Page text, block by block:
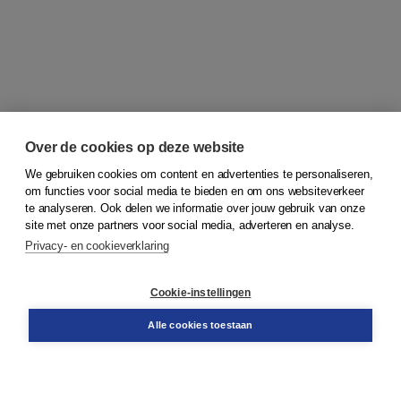
© 2026Koninklijke Boom uitgevers
Bestellen
Over de cookies op deze website
We gebruiken cookies om content en advertenties te personaliseren,
om functies voor social media te bieden en om ons websiteverkeer
te analyseren. Ook delen we informatie over jouw gebruik van onze
site met onze partners voor social media, adverteren en analyse.
Privacy- en cookieverklaring
Cookie-instellingen
Alle cookies toestaan